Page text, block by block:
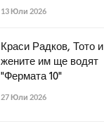
13 Юли 2026
Краси Радков, Тото и
жените им ще водят
"Фермата 10"
27 Юли 2026